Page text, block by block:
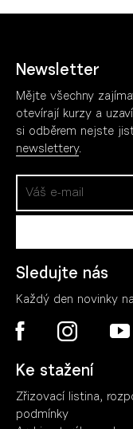
Newsletter
Mějte všechny
otevírají kurzy a
si odběrem nejste
newslettery.
Sledujte nás
Každý den novinky
Ke stažení
Zřizovací listina,
podmínky